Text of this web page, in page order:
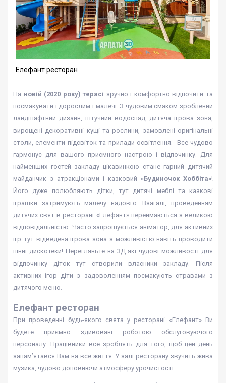
Елефант ресторан
На новій (2020 року) терасі зручно і комфортно відпочити та
посмакувати і дорослим і малечі. З чудовим смаком зроблений
ландшафтний дизайн, штучний водоспад, дитяча ігрова зона,
вирощені декоративні кущі та рослини, замовлені оригінальні
столи, елементи підсвіток та прилади освітлення. Все чудово
гармонує для вашого приємного настрою і відпочинку. Для
найменших гостей закладу цікавинкою стане гарний дитячий
майданчик з атракціонами і казковий «Будиночок Хоббіта»!
Його дуже полюбляють дітки, тут дитячі меблі та казкові
іграшки затримують малечу надовго. Взагалі, проведенням
дитячих свят в ресторані «Елефант» переймаються з великою
відповідальністю. Часто запрошується аніматор, для активних
ігр тут відведена ігрова зона з можливістю навіть проводити
пінні дискотеки! Перегляньте на 3Д які чудові можливості для
відпочинку діток тут створили власники закладу. Після
активних ігор діти з задоволенням посмакують стравами з
дитячого меню.
Елефант ресторан
При проведенні будь-якого свята у ресторані «Елефант» Ви
будете приємно здивовані роботою обслуговуючого
персоналу. Працівники все зроблять для того, щоб цей день
запам’ятався Вам на все життя. У залі ресторану звучить жива
музика, чудово доповнючи атмосферу урочистості.